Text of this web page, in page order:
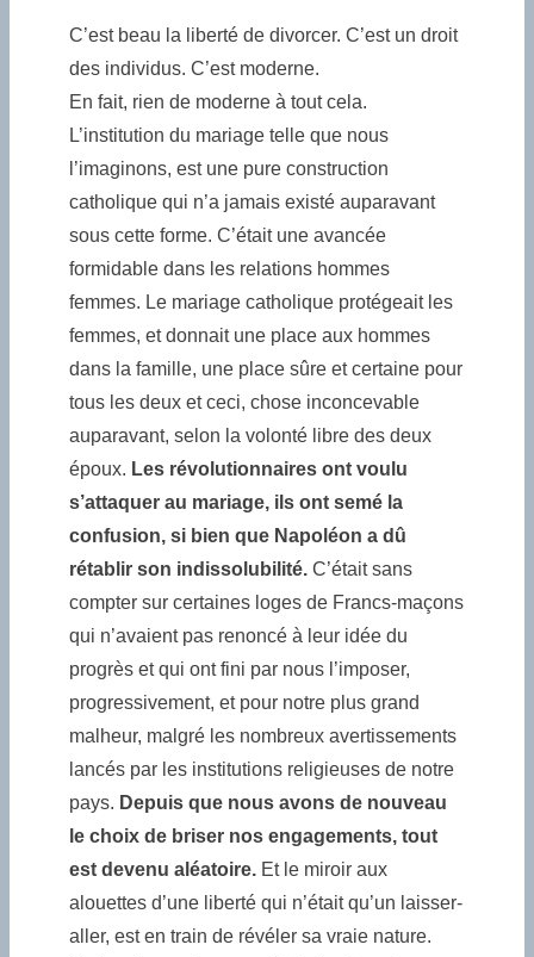
C’est beau la liberté de divorcer. C’est un droit
des individus. C’est moderne.
En fait, rien de moderne à tout cela.
L’institution du mariage telle que nous
l’imaginons, est une pure construction
catholique qui n’a jamais existé auparavant
sous cette forme. C’était une avancée
formidable dans les relations hommes
femmes. Le mariage catholique protégeait les
femmes, et donnait une place aux hommes
dans la famille, une place sûre et certaine pour
tous les deux et ceci, chose inconcevable
auparavant, selon la volonté libre des deux
époux. Les révolutionnaires ont voulu
s’attaquer au mariage, ils ont semé la
confusion, si bien que Napoléon a dû
rétablir son indissolubilité. C’était sans
compter sur certaines loges de Francs-maçons
qui n’avaient pas renoncé à leur idée du
progrès et qui ont fini par nous l’imposer,
progressivement, et pour notre plus grand
malheur, malgré les nombreux avertissements
lancés par les institutions religieuses de notre
pays. Depuis que nous avons de nouveau
le choix de briser nos engagements, tout
est devenu aléatoire. Et le miroir aux
alouettes d’une liberté qui n’était qu’un laisser-
aller, est en train de révéler sa vraie nature.